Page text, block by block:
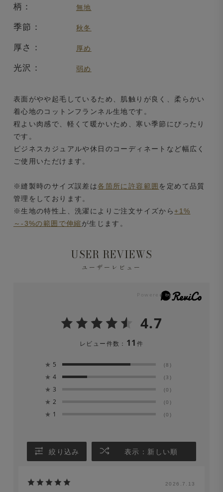
柄： 無地
季節： 秋冬
厚さ： 厚め
光沢： 弱め
表面がやや起毛しているため、肌触りが良く、柔らかい
着心地のコットンフランネル生地です。
程よい肉感で、軽くて暖かいため、寒い季節にぴったり
です。
ビジネスカジュアルや休日のコーディネートなど幅広く
ご使用いただけます。
※縫製時のサイズ誤差は各箇所に許容範囲 を定めて品質
管理をしております。
※生地の特性上、洗濯によりご注文サイズから+1%
～-3%の範囲で伸縮が生じます。
USER REVIEWS
ユーザーレビュー
4.7
レビュー件数： 11 件
★ 5 (8)
★ 4 (3)
★ 3 (0)
★ 2 (0)
★ 1 (0)
絞り込み 表示：新しい順
2026.7.13